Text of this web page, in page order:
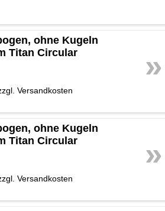
»
ohne Kugeln
Titan Circular
Versandkosten
»
ohne Kugeln
Titan Circular
Versandkosten